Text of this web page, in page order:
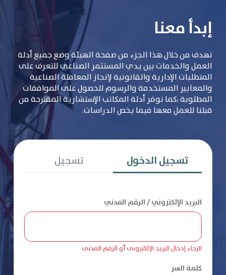
إبدأ معنا
نهدف من خلال هذا الجزء من صفحة الهيئة وضع جميع أدلة
العمل والخدمات بين يدي المستثمر الصناعي للتعرف على
المتطلبات الإدارية والقانونية لإنجاز المعاملة الصناعية
والمعايير المستخدمة والرسوم للحصول على الموافقات
المطلوبة ،كما نوفر أدلة المكاتب الإستشارية المقترحة من
قبلنا للعمل معها فيما يخص الدراسات.
تسجيل الدخول تسجيل
البريد الإلكتروني / الرقم المدني
الرجاء إدخال البريد الإلكترونى أو الرقم المدنى
كلمة السر